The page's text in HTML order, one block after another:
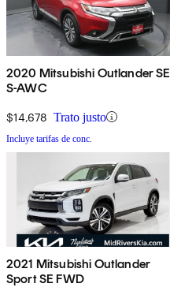
2020 Mitsubishi Outlander SE
S-AWC
$14,678 Trato justo
Incluye tarifas de conc.
2021 Mitsubishi Outlander
Sport SE FWD